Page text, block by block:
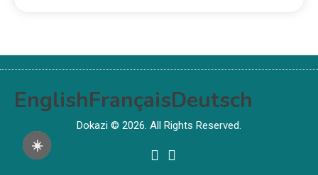
☀️
EnglishFrançaisDeutsch
Dokazi © 2026. All Rights Reserved.